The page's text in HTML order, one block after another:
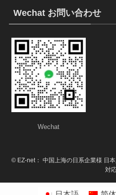
Wechat お問い合わせ
Wechat
©EZ-net： 中国上海の日系企業様 日
対